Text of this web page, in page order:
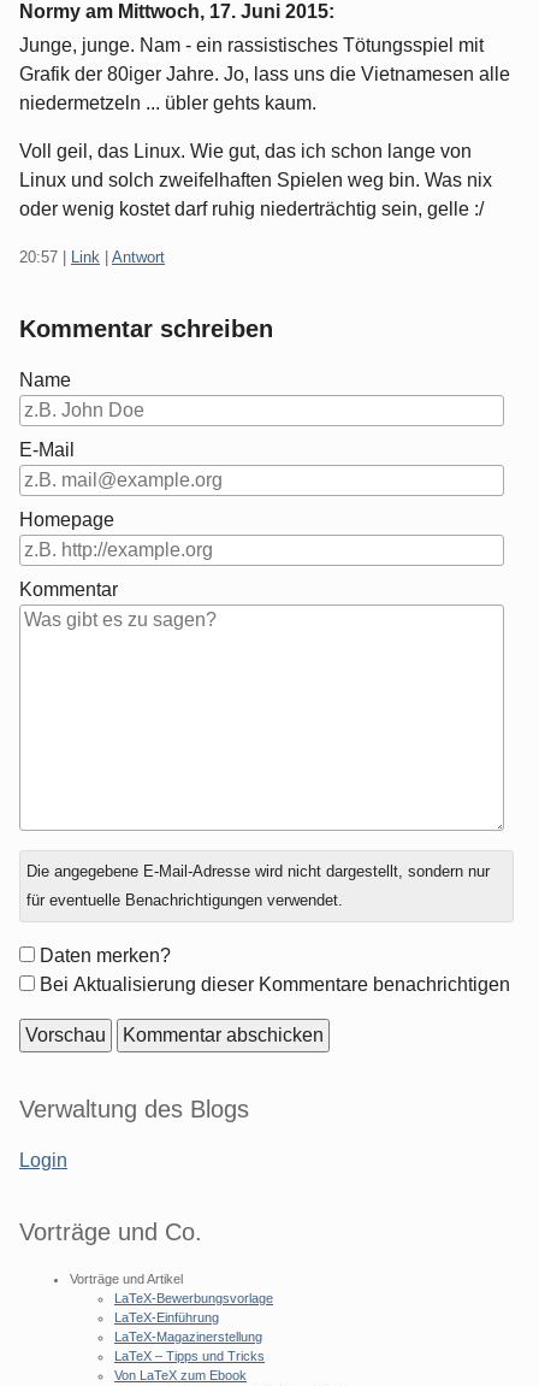
Normy am Mittwoch, 17. Juni 2015:
Junge, junge. Nam - ein rassistisches Tötungsspiel mit
Grafik der 80iger Jahre. Jo, lass uns die Vietnamesen alle
niedermetzeln ... übler gehts kaum.
Voll geil, das Linux. Wie gut, das ich schon lange von
Linux und solch zweifelhaften Spielen weg bin. Was nix
oder wenig kostet darf ruhig niederträchtig sein, gelle :/
20:57 Link Antwort
Kommentar schreiben
Name
E-Mail
Homepage
Kommentar
Antwort
zu
Die angegebene E-Mail-Adresse wird nicht dargestellt, sondern nur
für eventuelle Benachrichtigungen verwendet.
Formular-
Optionen
Daten merken?
Bei Aktualisierung dieser Kommentare benachrichtigen
Seitenleiste
Verwaltung des Blogs
Login
Vorträge und Co.
Vorträge und Artikel
LaTeX-Bewerbungsvorlage
LaTeX-Einführung
LaTeX-Magazinerstellung
LaTeX – Tipps und Tricks
Von LaTeX zum Ebook